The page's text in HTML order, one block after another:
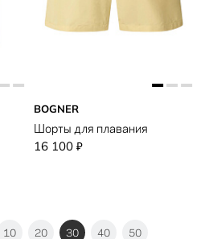
BOGNER
Шорты для плавания
16 100 ₽
10 20 30 40 50